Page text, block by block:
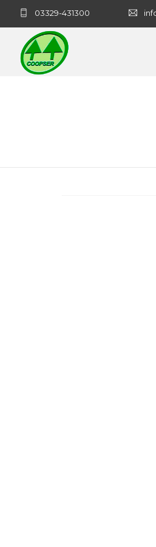
03329-431300